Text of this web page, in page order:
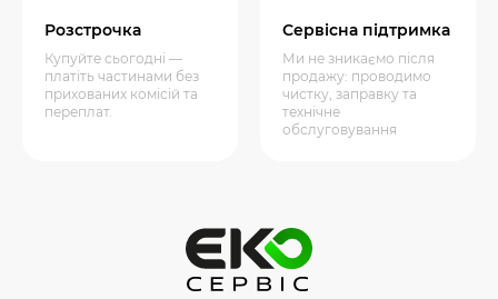
Розстрочка
Купуйте сьогодні —
платіть частинами без
прихованих комісій та
переплат.
Сервісна підтримка
Ми не зникаємо після
продажу: проводимо
чистку, заправку та
технічне
обслуговування